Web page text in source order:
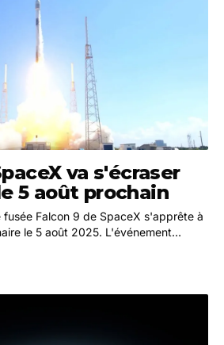
va s'écraser
5 août prochain
fusée Falcon 9 de SpaceX s'apprête à
le 5 août 2025. L'événement
missions.